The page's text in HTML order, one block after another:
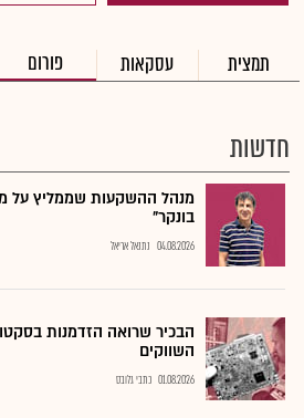
תמצית עסקאות פורום
חדשות
מנהל ההשקעות שממליץ על
בונקר"
04.08.2026 נתנאל אריאל
הבכיר שרואה הזדמנות
השווקים
01.08.2026 כתבי גלובס